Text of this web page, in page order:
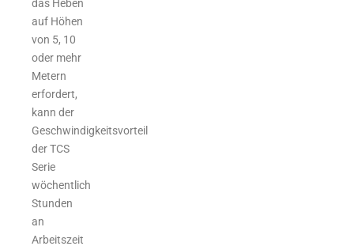
das Heben
auf Höhen
von 5, 10
oder mehr
Metern
erfordert,
kann der
Geschwindigkeitsvorteil
der TCS
Serie
wöchentlich
Stunden
an
Arbeitszeit